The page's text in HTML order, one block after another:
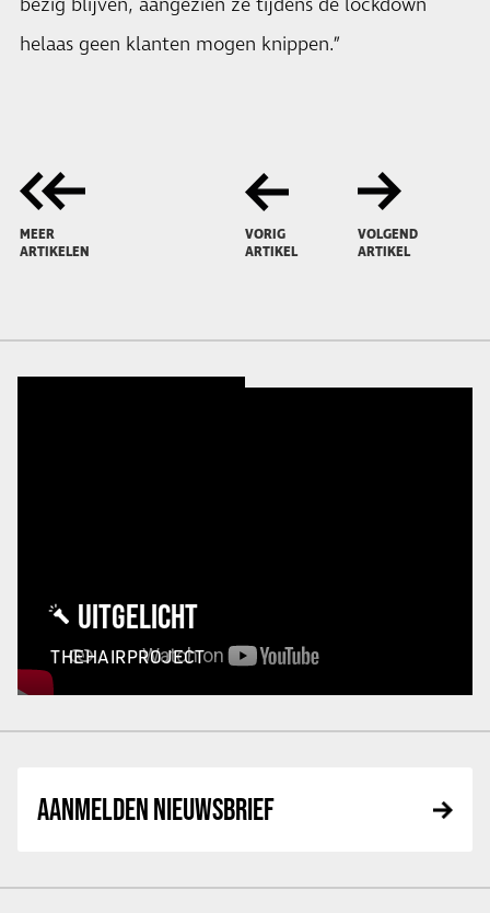
bezig blijven, aangezien ze tijdens de lockdown
helaas geen klanten mogen knippen.”
MEER
ARTIKELEN
VORIG
ARTIKEL
VOLGEND
ARTIKEL
UITGELICHT
THEHAIRPROJECT
AANMELDEN NIEUWSBRIEF